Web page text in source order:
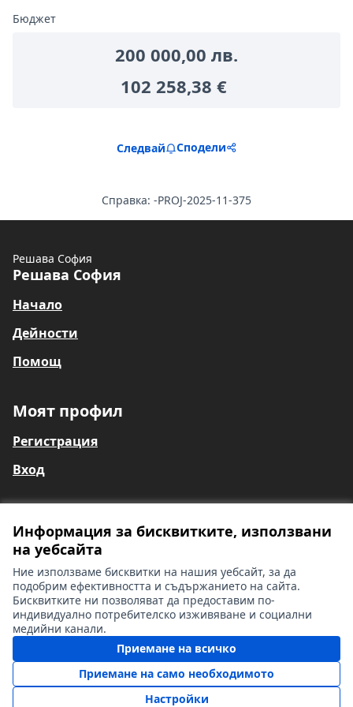
Информация за бисквитките, използвани
на уебсайта
Ние използваме бисквитки на нашия уебсайт, за да
подобрим ефективността и съдържанието на сайта.
Бисквитките ни позволяват да предоставим по-
индивидуално потребителско изживяване и социални
медийни канали.
Приемане на всичко
Приемане на само необходимото
Настройки
Бюджет
200 000,00 лв.
102 258,38 €
Следвай Сподели
Справка: -PROJ-2025-11-375
Решава София
Решава София
Начало
Дейности
Помощ
Моят профил
Регистрация
Вход
Общи условия
Информация за глухи и сляпо-глухи лица
Настройки на бисквитките
Уебсайта работи със свободен софтуер
(Външна връзка)
Лиценз
(Външна